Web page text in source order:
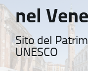
nel
Sito del
UNESCO